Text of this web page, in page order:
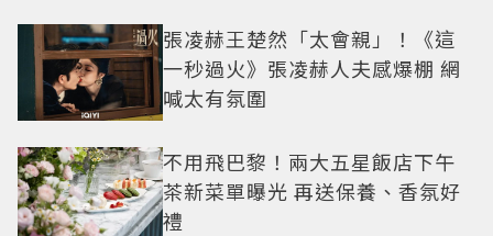
張凌赫王楚然「太會親」！《這
一秒過火》張凌赫人夫感爆棚 網
喊太有氛圍
不用飛巴黎！兩大五星飯店下午
茶新菜單曝光 再送保養、香氛好
禮